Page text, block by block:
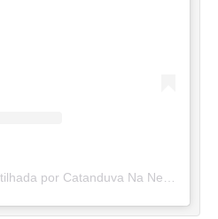
Uma publicação compartilhada por Catanduva Na Net (@catanduvananett)